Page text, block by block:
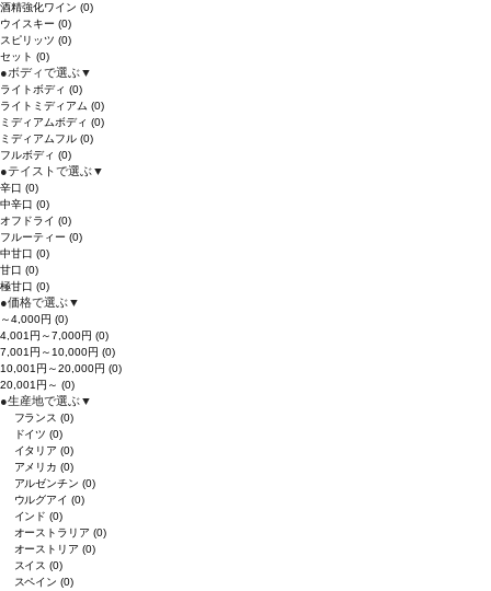
酒精強化ワイン (0)
ウイスキー (0)
スピリッツ (0)
セット (0)
●ボディで選ぶ▼
ライトボディ (0)
ライトミディアム (0)
ミディアムボディ (0)
ミディアムフル (0)
フルボディ (0)
●テイストで選ぶ▼
辛口 (0)
中辛口 (0)
オフドライ (0)
フルーティー (0)
中甘口 (0)
甘口 (0)
極甘口 (0)
●価格で選ぶ▼
～4,000円 (0)
4,001円～7,000円 (0)
7,001円～10,000円 (0)
10,001円～20,000円 (0)
20,001円～ (0)
●生産地で選ぶ▼
フランス(0)
ドイツ(0)
イタリア(0)
アメリカ(0)
アルゼンチン(0)
ウルグアイ(0)
インド(0)
オーストラリア(0)
オーストリア(0)
スイス(0)
スペイン(0)